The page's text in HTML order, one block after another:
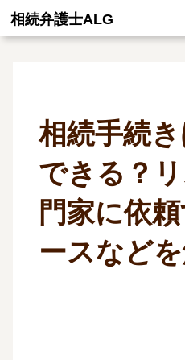
相続弁護士ALG
相続手続
できる？
門家に依
ースなど